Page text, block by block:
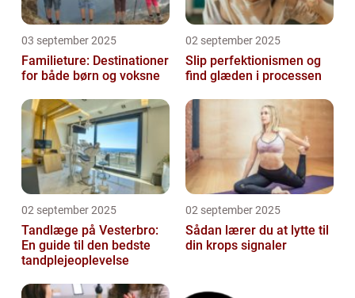
03 september 2025
Familieture: Destinationer
for både børn og voksne
02 september 2025
Slip perfektionismen og
find glæden i processen
02 september 2025
Tandlæge på Vesterbro:
En guide til den bedste
tandplejeoplevelse
02 september 2025
Sådan lærer du at lytte til
din krops signaler